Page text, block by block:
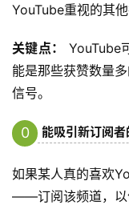
YouTube重视的其
关键点：
YouTube
能是那些获赞数量
信号。
0
能吸引新订阅
如果某人真的喜欢
——订阅该频道，以